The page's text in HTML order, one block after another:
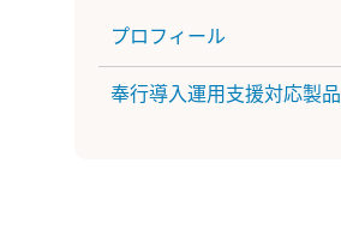
プロフィール
奉行導入運用支援対応製品